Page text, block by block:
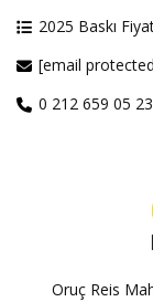
2025 Baskı
[email
0 212 659 05 23
Oruç Reis